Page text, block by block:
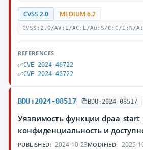
CVSS 2.0 MEDIUM 6.2
CVSS:2.0/AV:L/AC:L/Au:S/C:C/I:N/
REFERENCES
CVE-2024-46722
CVE-2024-46722
BDU:2024-08517 BDU:2024-08517
Уязвимость функции
конфиденциальность и
PUBLISHED: 2024-10-23MODIFIED: 2025-